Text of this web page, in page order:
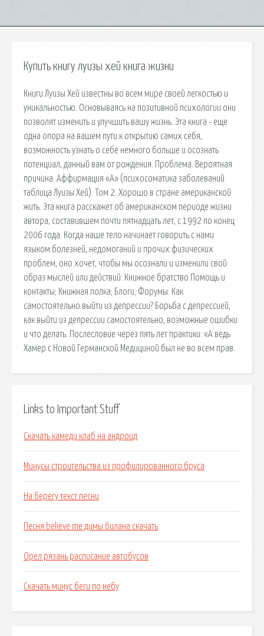
Купить книгу луизы хей книга жизни
Книги Луизы Хей известны во всем мире своей легкостью и
уникальностью. Основываясь на позитивной психологии они
позволят изменить и улучшить вашу жизнь. Эта книга - еще
одна опора на вашем пути к открытию самих себя,
возможность узнать о себе немного больше и осознать
потенциал, данный вам от рождения. Проблема. Вероятная
причина. Аффирмация «А» (психосоматика заболеваний
таблица Луизы Хей). Том 2. Хорошо в стране американской
жить. Эта книга расскажет об американском периоде жизни
автора, составившем почти пятнадцать лет, с 1992 по конец
2006 года. Когда наше тело начинает говорить с нами
языком болезней, недомоганий и прочих физических
проблем, оно хочет, чтобы мы осознали и изменили свой
образ мыслей или действий. Книжное братство Помощь и
контакты; Книжная полка; Блоги; Форумы. Как
самостоятельно выйти из депрессии? Борьба с депрессией,
как выйти из депрессии самостоятельно, возможные ошибки
и что делать. Послесловие через пять лет практики: «А ведь
Хамер с Новой Германской Медициной был не во всем прав.
Links to Important Stuff
Скачать камеди клаб на андроид
Минусы строительства из профилированного бруса
На берегу текст песни
Песня believe me димы билана скачать
Орел рязань расписание автобусов
Скачать минус беги по небу